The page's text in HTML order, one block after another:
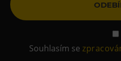
Souhlasím se